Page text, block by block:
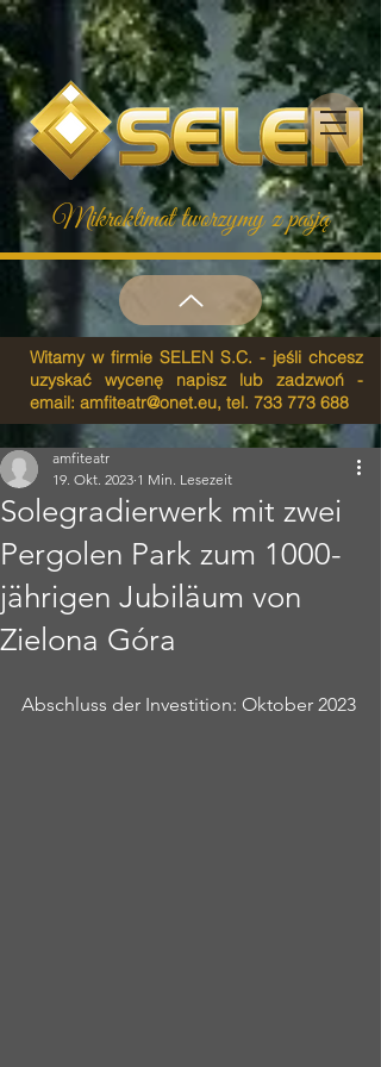
Witamy w firmie SELEN S.C. - jeśli chcesz
uzyskać wycenę napisz lub zadzwoń -
email: amfiteatr@onet.eu, tel. 733 773 688
Mikroklimat tworzymy z pasją
Solegradierwerk mit zwei
Pergolen Park zum 1000-
jährigen Jubiläum von
Zielona Góra
amfiteatr
19. Okt. 2023 1 Min. Lesezeit
Abschluss der Investition: Oktober 2023